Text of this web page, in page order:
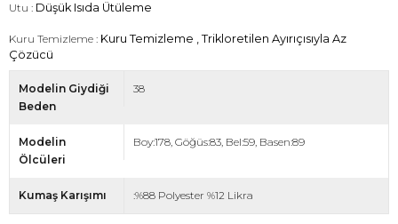
Utu : Düşük Isıda Ütüleme
Kuru Temizleme : Kuru Temizleme , Trikloretilen Ayırıçısıyla Az
Çözücü
Modelin Giydiği
Beden
38
Modelin
Ölcüleri
Boy:178, Göğüs:83, Bel:59, Basen:89
Kumaş Karışımı :%88 Polyester %12 Likra